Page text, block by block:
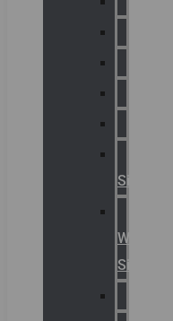
Signaling
Warning
Signals